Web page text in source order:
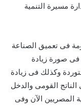
مسيرة التنمية
فى تعميق الصناعة
فى صورة زيادة
وكذلك فى زيادة
القومى والدخل
المصريين الآن وفى